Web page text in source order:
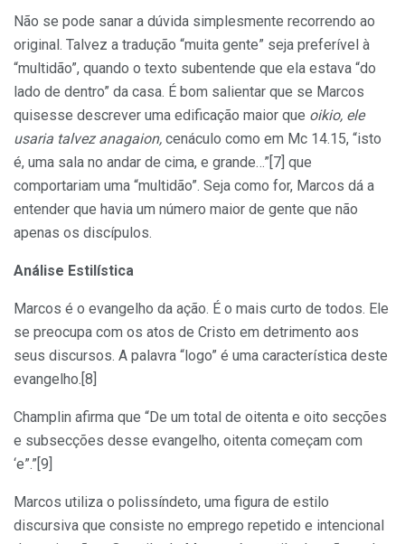
Não se pode sanar a dúvida simplesmente recorrendo ao
original. Talvez a tradução “muita gente” seja preferível à
“multidão”, quando o texto subentende que ela estava “do
lado de dentro” da casa. É bom salientar que se Marcos
quisesse descrever uma edificação maior que oikio, ele
usaria talvez anagaion, cenáculo como em Mc 14.15, “isto
é, uma sala no andar de cima, e grande…”[7] que
comportariam uma “multidão”. Seja como for, Marcos dá a
entender que havia um número maior de gente que não
apenas os discípulos.
Análise Estilística
Marcos é o evangelho da ação. É o mais curto de todos. Ele
se preocupa com os atos de Cristo em detrimento aos
seus discursos. A palavra “logo” é uma característica deste
evangelho.[8]
Champlin afirma que “De um total de oitenta e oito secções
e subsecções desse evangelho, oitenta começam com
‘e”.”[9]
Marcos utiliza o polissíndeto, uma figura de estilo
discursiva que consiste no emprego repetido e intencional